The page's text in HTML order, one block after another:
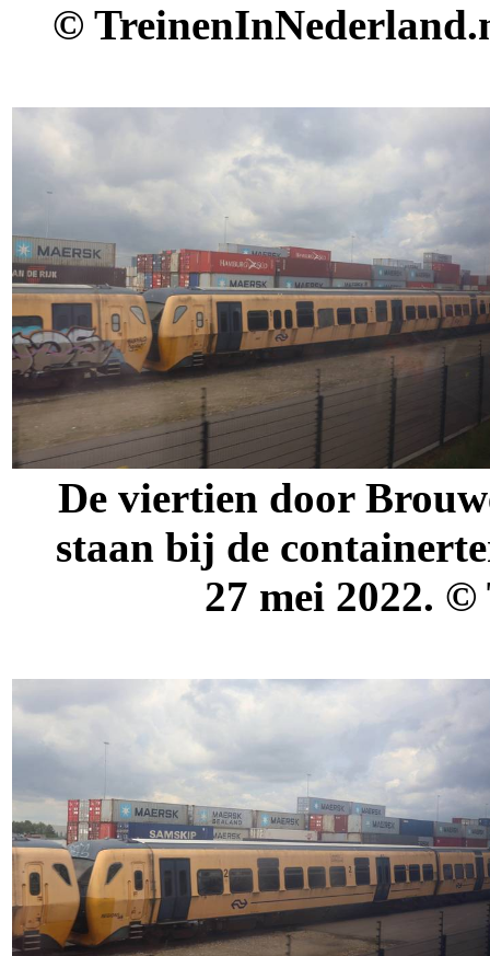
©
De viertien door
staan bij de
27 mei 2022.